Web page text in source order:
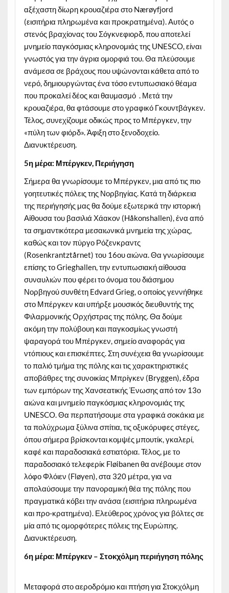
αξέχαστη δίωρη κρουαζιέρα στο Nærøyfjord
(εισιτήρια πληρωμένα και προκρατημένα). Αυτός ο
στενός βραχίονας του Σόγκνεφιορδ, που αποτελεί
μνημείο παγκόσμιας κληρονομιάς της UNESCO, είναι
γνωστός για την άγρια ομορφιά του. Θα πλεύσουμε
ανάμεσα σε βράχους που υψώνονται κάθετα από το
νερό, δημιουργώντας ένα τόσο εντυπωσιακό θέαμα
που προκαλεί δέος και θαυμασμό . Μετά την
κρουαζιέρα, θα φτάσουμε στο γραφικό Γκουντβάγκεν.
Τέλος, συνεχίζουμε οδικώς προς το Μπέργκεν, την
«πύλη των φιόρδ». Άφιξη στο ξενοδοχείο.
Διανυκτέρευση.
5η μέρα: Μπέργκεν, Περιήγηση
Σήμερα θα γνωρίσουμε το Μπέργκεν, μια από τις πιο
γοητευτικές πόλεις της Νορβηγίας. Κατά τη διάρκεια
της περιήγησής μας θα δούμε εξωτερικά την ιστορική
Αίθουσα του βασιλιά Χάακον (Håkonshallen), ένα από
τα σημαντικότερα μεσαιωνικά μνημεία της χώρας,
καθώς και τον πύργο Ρόζενκραντς
(Rosenkrantztårnet) του 16ου αιώνα. Θα γνωρίσουμε
επίσης το Grieghallen, την εντυπωσιακή αίθουσα
συναυλιών που φέρει το όνομα του διάσημου
Νορβηγού συνθέτη Edvard Grieg, ο οποίος γεννήθηκε
στο Μπέργκεν και υπήρξε μουσικός διευθυντής της
Φιλαρμονικής Ορχήστρας της πόλης. Θα δούμε
ακόμη την πολύβουη και παγκοσμίως γνωστή
ψαραγορά του Μπέργκεν, σημείο αναφοράς για
ντόπιους και επισκέπτες. Στη συνέχεια θα γνωρίσουμε
το παλιό τμήμα της πόλης και τις χαρακτηριστικές
αποβάθρες της συνοικίας Μπρίγκεν (Bryggen), έδρα
των εμπόρων της Χανσεατικής Ένωσης από τον 13ο
αιώνα και μνημείο παγκόσμιας κληρονομιάς της
UNESCO. Θα περπατήσουμε στα γραφικά σοκάκια με
τα πολύχρωμα ξύλινα σπίτια, τις οξυκόρυφες στέγες,
όπου σήμερα βρίσκονται κομψές μπουτίκ, γκαλερί,
καφέ και παραδοσιακά εστιατόρια. Τέλος, με το
παραδοσιακό τελεφερίκ Fløibanen θα ανέβουμε στον
λόφο Φλόιεν (Fløyen), στα 320 μέτρα, για να
απολαύσουμε την πανοραμική θέα της πόλης που
πραγματικά κόβει την ανάσα (εισιτήρια πληρωμένα
και προ-κρατημένα). Ελεύθερος χρόνος για βόλτες σε
μία από τις ομορφότερες πόλεις της Ευρώπης.
Διανυκτέρευση.
6η μέρα: Μπέργκεν – Στοκχόλμη περιήγηση πόλης
Μεταφορά στο αεροδρόμιο και πτήση για Στοκχόλμη